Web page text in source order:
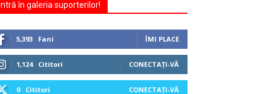
Intră în galeria suporterilor!
5,393 Fani ÎMI PLACE
1,124 Cititori CONECTAȚI-VĂ
0 Cititori CONECTAȚI-VĂ